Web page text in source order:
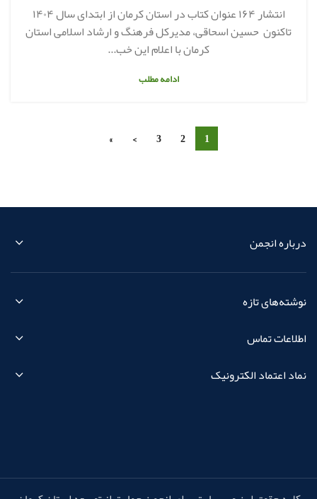
انتشار ۱۶۴ عنوان کتاب در استان کرمان از ابتدای سال ۱۴۰۴
تاکنون حسین اسحاقی، مدیرکل فرهنگ و ارشاد اسلامی استان
کرمان با اعلام این خب...
ادامه مطلب
1
2
3
›
»
درباره انجمن
نوشته‌های تازه
اطلاعات تماس
نماد اعتماد الکترونیک